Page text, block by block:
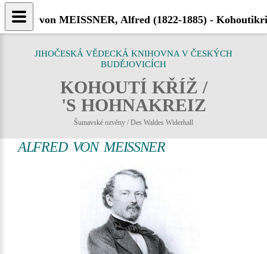
JIHOČESKÁ VĚDECKÁ KNIHOVNA V ČESKÝCH
BUDĚJOVICÍCH
KOHOUTÍ KŘÍŽ /
'S HOHNAKREIZ
Šumavské ozvěny / Des Waldes Widerhall
ALFRED VON MEISSNER
von MEISSNER, Alfred (1822-1885) -